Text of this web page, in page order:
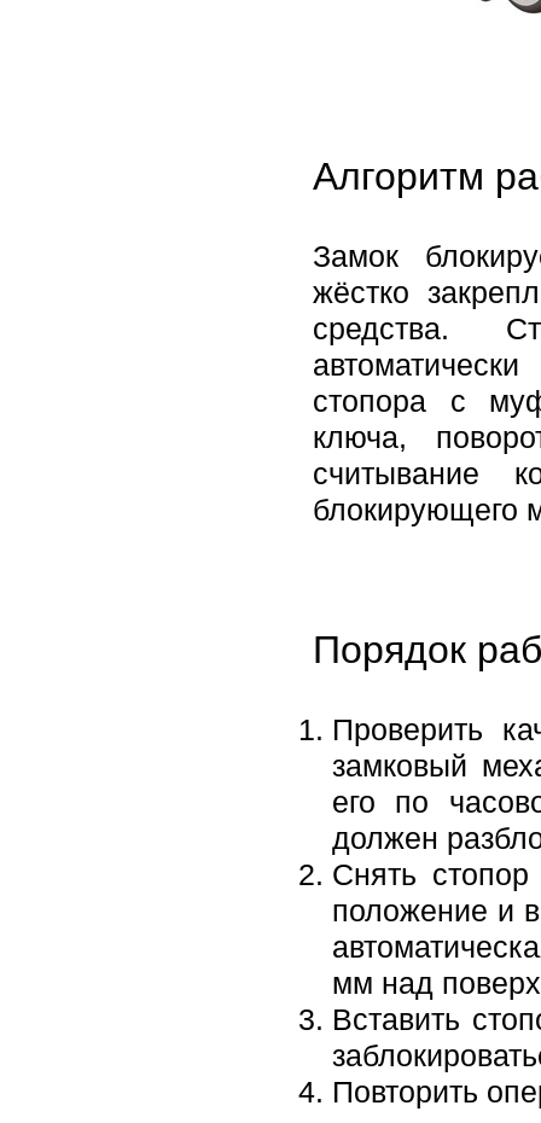
Алгоритм
Замок
жёстко
средства.
стопора с
ключа,
считывание
блокирующего
Порядок
Проверить
замковый
его по
должен
Снять
положение и
мм над
Вставить
Повторить